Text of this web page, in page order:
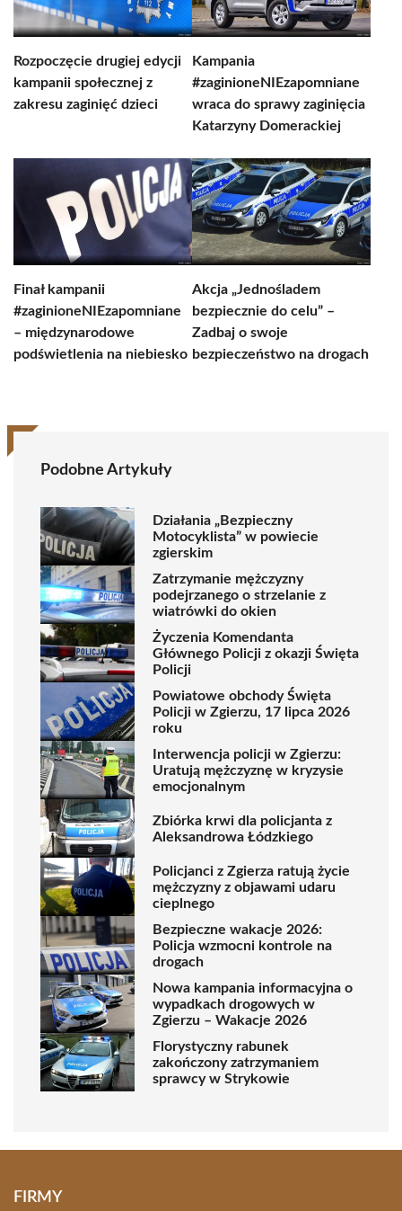
Rozpoczęcie drugiej edycji
kampanii społecznej z
zakresu zaginięć dzieci
Kampania
#zaginioneNIEzapomniane
wraca do sprawy zaginięcia
Katarzyny Domerackiej
Finał kampanii
#zaginioneNIEzapomniane
– międzynarodowe
podświetlenia na niebiesko
Akcja „Jednośladem
bezpiecznie do celu” –
Zadbaj o swoje
bezpieczeństwo na drogach
Podobne Artykuły
Działania „Bezpieczny
Motocyklista” w powiecie
zgierskim
Zatrzymanie mężczyzny
podejrzanego o strzelanie z
wiatrówki do okien
Życzenia Komendanta
Głównego Policji z okazji Święta
Policji
Powiatowe obchody Święta
Policji w Zgierzu, 17 lipca 2026
roku
Interwencja policji w Zgierzu:
Uratują mężczyznę w kryzysie
emocjonalnym
Zbiórka krwi dla policjanta z
Aleksandrowa Łódzkiego
Policjanci z Zgierza ratują życie
mężczyzny z objawami udaru
cieplnego
Bezpieczne wakacje 2026:
Policja wzmocni kontrole na
drogach
Nowa kampania informacyjna o
wypadkach drogowych w
Zgierzu – Wakacje 2026
Florystyczny rabunek
zakończony zatrzymaniem
sprawcy w Strykowie
FIRMY